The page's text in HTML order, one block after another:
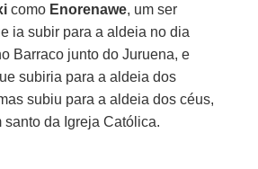
como Enorenawe, um ser
ia subir para a aldeia no dia
Barraco junto do Juruena, e
subiria para a aldeia dos
subiu para a aldeia dos céus,
santo da Igreja Católica.